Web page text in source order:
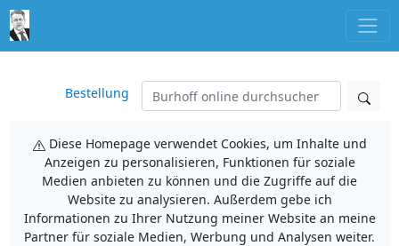
Bestellung
Diese Homepage verwendet Cookies, um Inhalte und
Anzeigen zu personalisieren, Funktionen für soziale
Medien anbieten zu können und die Zugriffe auf die
Website zu analysieren. Außerdem gebe ich
Informationen zu Ihrer Nutzung meiner Website an meine
Partner für soziale Medien, Werbung und Analysen weiter.